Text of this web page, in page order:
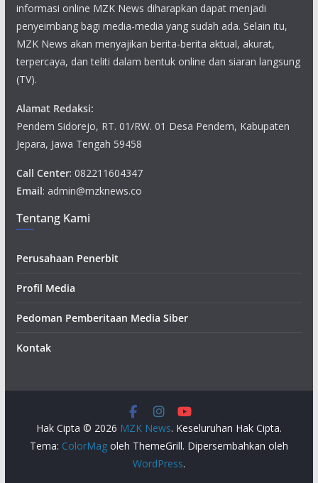
informasi online MZK News diharapkan dapat menjadi
penyeimbang bagi media-media yang sudah ada. Selain itu,
MZK News akan menyajikan berita-berita aktual, akurat,
terpercaya, dan teliti dalam bentuk online dan siaran langsung
(TV).
Alamat Redaksi:
Pendem Sidorejo, RT. 01/RW. 01 Desa Pendem, Kabupaten
Jepara, Jawa Tengah 59458
Call Center: 082211604347
Email: admin@mzknews.co
Tentang Kami
Perusahaan Penerbit
Profil Media
Pedoman Pemberitaan Media Siber
Kontak
Hak Cipta © 2026 MZK News. Keseluruhan Hak Cipta.
Tema: ColorMagoleh ThemeGrill. Dipersembahkan oleh
WordPress.